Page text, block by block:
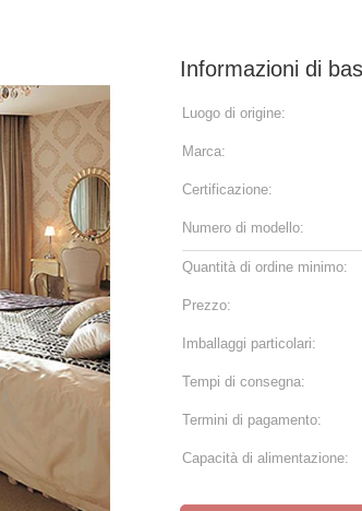
Informazioni di
Luogo di origine:
Marca:
Certificazione:
Numero di modello:
Quantità di ordine minimo:
Prezzo:
Imballaggi particolari:
Tempi di consegna:
Termini di pagamento:
Capacità di alimentazione: